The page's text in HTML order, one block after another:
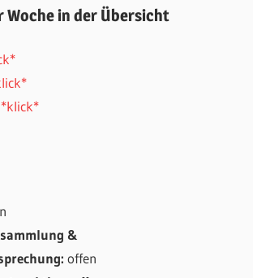
Woche in der Übersicht
*klick*
&
offen